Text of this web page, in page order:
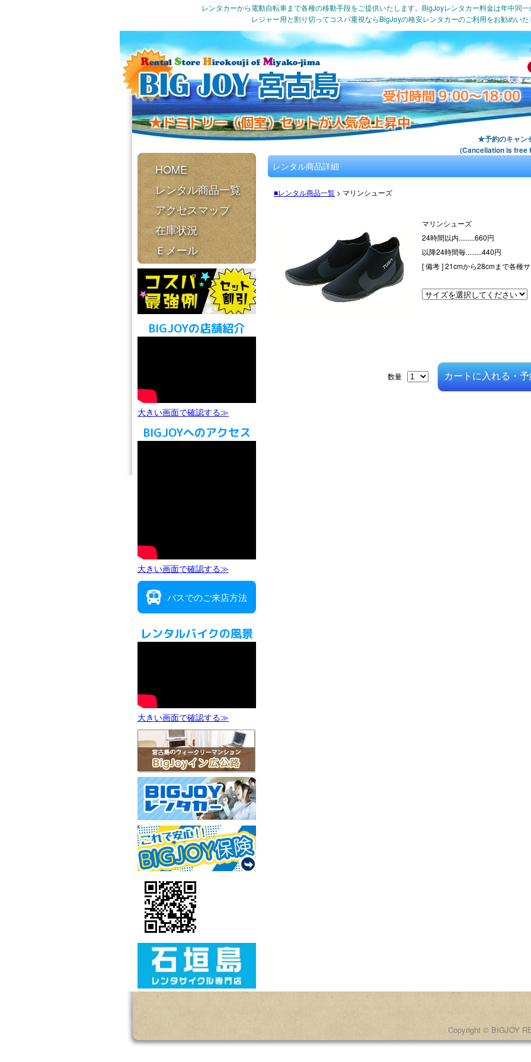
レンタカーから電動自転車まで各種の移動手段をご提供いたします。BigJoyレンタカー料金は年中同一
レジャー用と割り切ってコスパ重視ならBigJoyの格安レンタカーのご利用をお勧めいた
受付時間 9:00～18:00
★ドミトリー（個室）セットが人気急上昇中
★予約のキャン
(Cancellation is free
HOME
レンタル商品一覧
アクセスマップ
在庫状況
Ｅメール
BIGJOYの店舗紹介
大きい画面で確認する≫
BIGJOYへのアクセス
大きい画面で確認する≫
バスでのご来店方法
レンタルバイクの風景
大きい画面で確認する≫
レンタル商品詳細
■レンタル商品一覧 > マリンシューズ
マリンシューズ
24時間以内.........660円
以降24時間毎.........440円
[ 備考 ]21cmから28cmまで各種
数量
Copyright © BIGJOY